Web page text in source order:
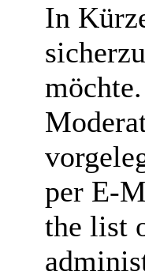
In
per E-
the list